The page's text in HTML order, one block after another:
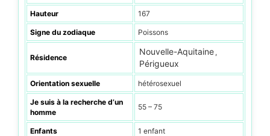
Hauteur 167
Signe du zodiaque Poissons
Résidence
Nouvelle-Aquitaine ,
Périgueux
Orientation sexuelle hétérosexuel
Je suis à la recherche d’un
homme
55 – 75
Enfants 1 enfant